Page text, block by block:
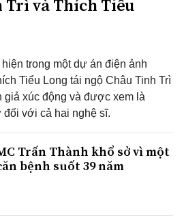
Trì và Thích Tiểu
trong một dự án điện ảnh
Tiểu Long tái ngộ Châu Tinh Trì
giả xúc động và được xem là
đối với cả hai nghệ sĩ.
Trấn Thành khổ sở vì một
bệnh suốt 39 năm